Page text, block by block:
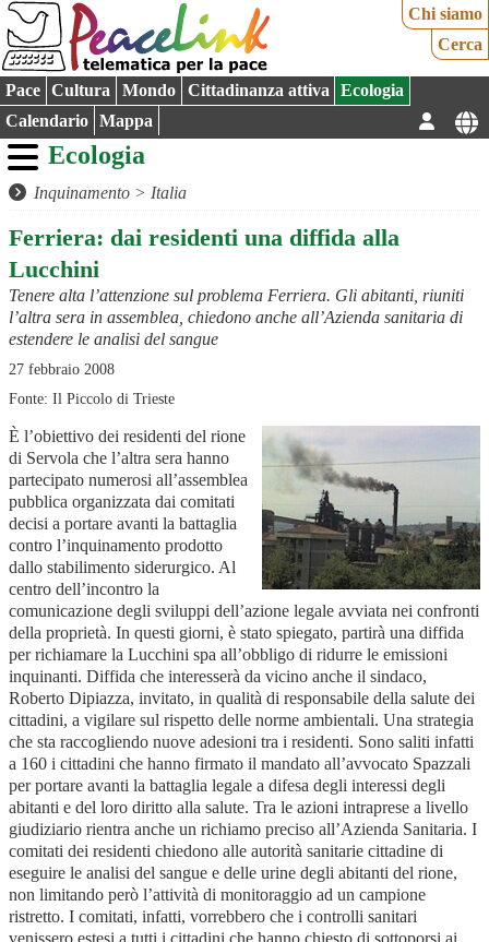
Chi siamo
Cerca
Pace Cultura Mondo Cittadinanza attiva
Ecologia
Calendario
Mappa
Ecologia
Inquinamento > Italia
Ferriera: dai residenti una diffida alla
Lucchini
Tenere alta l’attenzione sul problema Ferriera. Gli abitanti, riuniti
l’altra sera in assemblea, chiedono anche all’Azienda sanitaria di
estendere le analisi del sangue
27 febbraio 2008
Fonte: Il Piccolo di Trieste
È l’obiettivo dei residenti del rione
di Servola che l’altra sera hanno
partecipato numerosi all’assemblea
pubblica organizzata dai comitati
decisi a portare avanti la battaglia
contro l’inquinamento prodotto
dallo stabilimento siderurgico. Al
centro dell’incontro la
comunicazione degli sviluppi dell’azione legale avviata nei confronti
della proprietà. In questi giorni, è stato spiegato, partirà una diffida
per richiamare la Lucchini spa all’obbligo di ridurre le emissioni
inquinanti. Diffida che interesserà da vicino anche il sindaco,
Roberto Dipiazza, invitato, in qualità di responsabile della salute dei
cittadini, a vigilare sul rispetto delle norme ambientali. Una strategia
che sta raccogliendo nuove adesioni tra i residenti. Sono saliti infatti
a 160 i cittadini che hanno firmato il mandato all’avvocato Spazzali
per portare avanti la battaglia legale a difesa degli interessi degli
abitanti e del loro diritto alla salute. Tra le azioni intraprese a livello
giudiziario rientra anche un richiamo preciso all’Azienda Sanitaria. I
comitati dei residenti chiedono alle autorità sanitarie cittadine di
eseguire le analisi del sangue e delle urine degli abitanti del rione,
non limitando però l’attività di monitoraggio ad un campione
ristretto. I comitati, infatti, vorrebbero che i controlli sanitari
venissero estesi a tutti i cittadini che hanno chiesto di sottoporsi ai